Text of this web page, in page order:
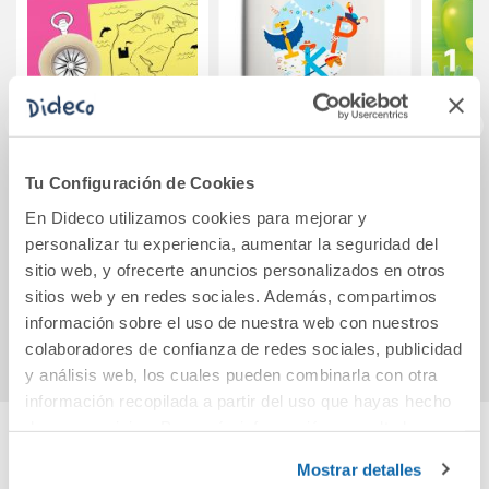
Tu Configuración de Cookies
En Dideco utilizamos cookies para mejorar y
personalizar tu experiencia, aumentar la seguridad del
sitio web, y ofrecerte anuncios personalizados en otros
sitios web y en redes sociales. Además, compartimos
información sobre el uso de nuestra web con nuestros
colaboradores de confianza de redes sociales, publicidad
y análisis web, los cuales pueden combinarla con otra
información recopilada a partir del uso que hayas hecho
Mostrar detalles
CUANTO SABEMOS
NIVEL 2 LOS
PIRATAS 3.0
31,86€
Comprar
Mayúsculas RUBIO
2A
3,50€
Comprar